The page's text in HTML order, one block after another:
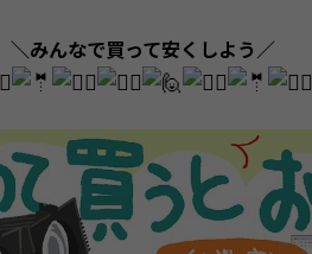
＼みんなで買って安くしよう／